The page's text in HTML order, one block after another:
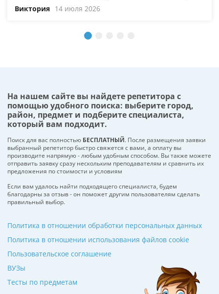
Виктория 14 июля 2026
На нашем сайте вы найдете репетитора с
помощью удобного поиска: выберите город,
район, предмет и подберите специалиста,
который вам подходит.
Поиск для вас полностью БЕСПЛАТНЫЙ. После размещения заявки
выбранный репетитор быстро свяжется с вами, а оплату вы
производите напрямую - любым удобным способом. Вы также можете
отправить заявку сразу нескольким преподавателям и сравнить их
предложения по стоимости и условиям
Если вам удалось найти подходящего специалиста, будем
благодарны за отзыв - он поможет другим пользователям сделать
правильный выбор.
ВУЗы
Тесты по предметам
Политика в отношении обработки персональных данных
Политика в отношении использования файлов cookie
Пользовательское соглашение